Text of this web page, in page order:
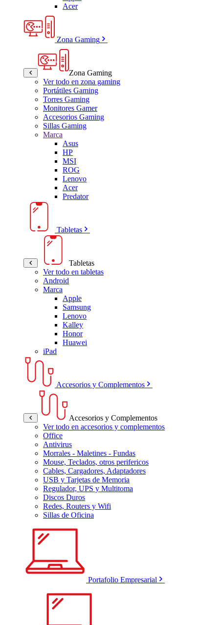
Acer
Zona Gaming
Zona Gaming
Ver todo en zona gaming
Portátiles Gaming
Torres Gaming
Monitores Gamer
Accesorios Gaming
Sillas Gaming
Marca
Asus
HP
MSI
ROG
Lenovo
Acer
Predator
Tabletas
Tabletas
Ver todo en tabletas
Android
Marca
Apple
Samsung
Lenovo
Kalley
Honor
Huawei
iPad
Accesorios y Complementos
Accesorios y Complementos
Ver todo en accesorios y complementos
Office
Antivirus
Morrales - Maletines - Fundas
Mouse, Teclados, otros perifericos
Cables, Cargadores, Adaptadores
USB y Tarjetas de Memoria
Regulador, UPS y Multitoma
Discos Duros
Redes, Routers y Wifi
Sillas de Oficina
Portafolio Empresarial